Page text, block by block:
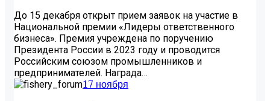
До 15 декабря открыт прием заявок на участие в
Национальной премии «Лидеры ответственного
бизнеса». Премия учреждена по поручению
Президента России в 2023 году и проводится
Российским союзом промышленников и
предпринимателей. Награда…
17 ноября